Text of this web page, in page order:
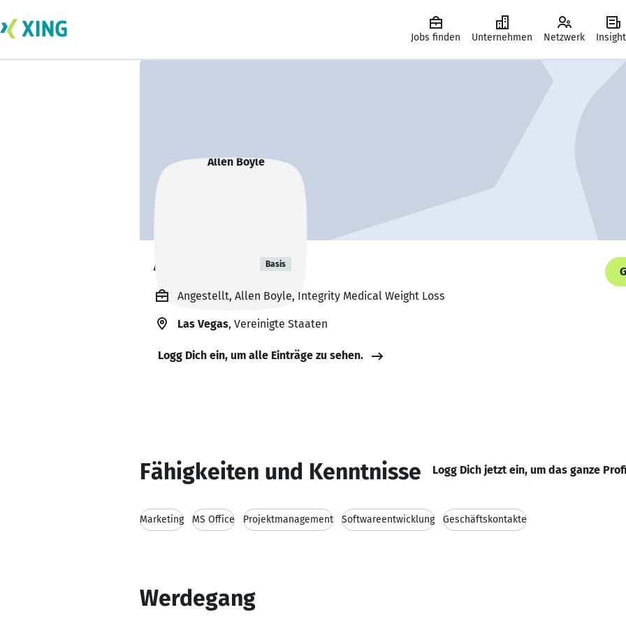
Jobs finden Unternehmen Netzwerk
Allen Boyle Basis
Angestellt, Allen Boyle, Integrity Medical Weight Loss
Las Vegas, Vereinigte Staaten
Logg Dich ein, um alle Einträge zu sehen.
Fähigkeiten und Kenntnisse Logg Dich jetzt ein, um das ganze
Marketing MS Office Projektmanagement Softwareentwicklung Geschäftskontakte
Werdegang